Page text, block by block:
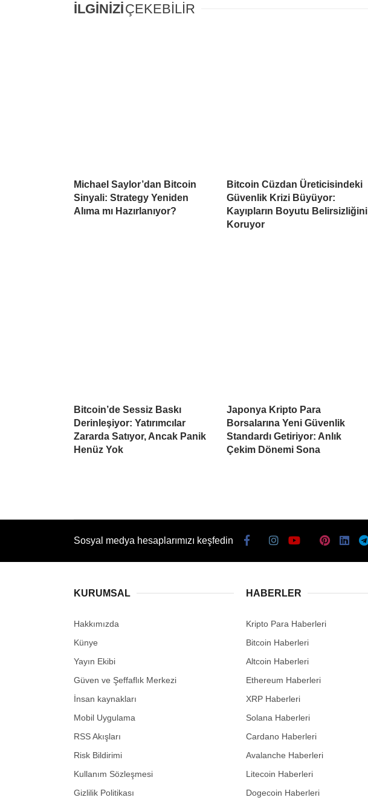
İLGİNİZİÇEKEBİLİR
Michael Saylor’dan Bitcoin
Sinyali: Strategy Yeniden
Alıma mı Hazırlanıyor?
Bitcoin Cüzdan Üreticisindeki
Güvenlik Krizi Büyüyor:
Kayıpların Boyutu Belirsizliğini
Koruyor
Bitcoin’de Sessiz Baskı
Derinleşiyor: Yatırımcılar
Zararda Satıyor, Ancak Panik
Henüz Yok
Japonya Kripto Para
Borsalarına Yeni Güvenlik
Standardı Getiriyor: Anlık
Çekim Dönemi Sona
Sosyal medya hesaplarımızı keşfedin
KURUMSAL
Hakkımızda
Künye
Yayın Ekibi
Güven ve Şeffaflık Merkezi
İnsan kaynakları
Mobil Uygulama
RSS Akışları
Risk Bildirimi
Kullanım Sözleşmesi
Gizlilik Politikası
HABERLER
Kripto Para Haberleri
Bitcoin Haberleri
Altcoin Haberleri
Ethereum Haberleri
XRP Haberleri
Solana Haberleri
Cardano Haberleri
Avalanche Haberleri
Litecoin Haberleri
Dogecoin Haberleri